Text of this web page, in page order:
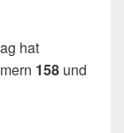
hat
158 und